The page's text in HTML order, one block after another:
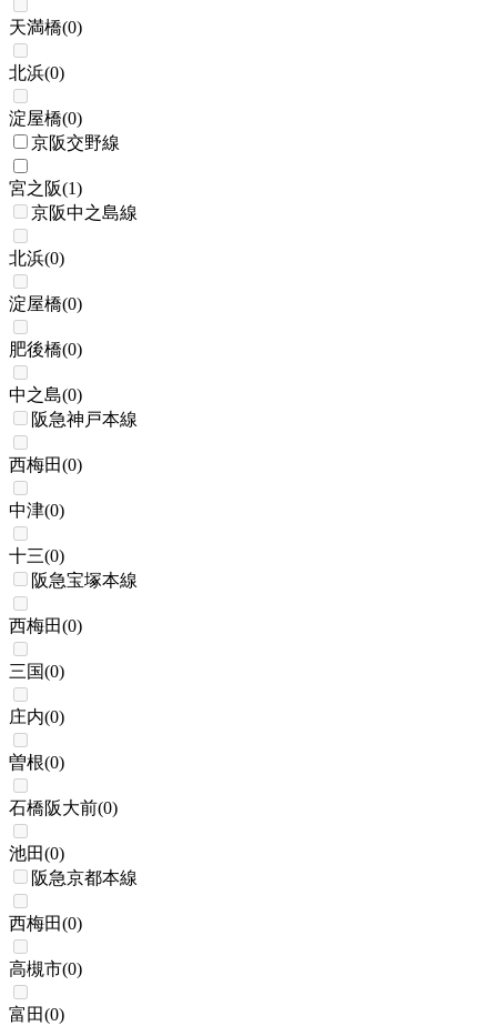
天満橋(0)
北浜(0)
淀屋橋(0)
京阪交野線
宮之阪(1)
京阪中之島線
北浜(0)
淀屋橋(0)
肥後橋(0)
中之島(0)
阪急神戸本線
西梅田(0)
中津(0)
十三(0)
阪急宝塚本線
西梅田(0)
三国(0)
庄内(0)
曽根(0)
石橋阪大前(0)
池田(0)
阪急京都本線
西梅田(0)
高槻市(0)
富田(0)